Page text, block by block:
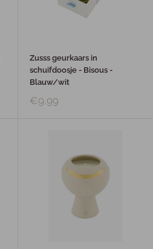
Zusss geurkaars in
schuifdoosje - Bisous -
Blauw/wit
€9,99